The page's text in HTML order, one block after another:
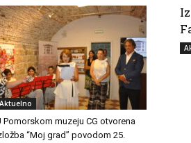
Aktuelno
Pomorskom muzeju CG otvorena
“Moj grad” povodom 25.